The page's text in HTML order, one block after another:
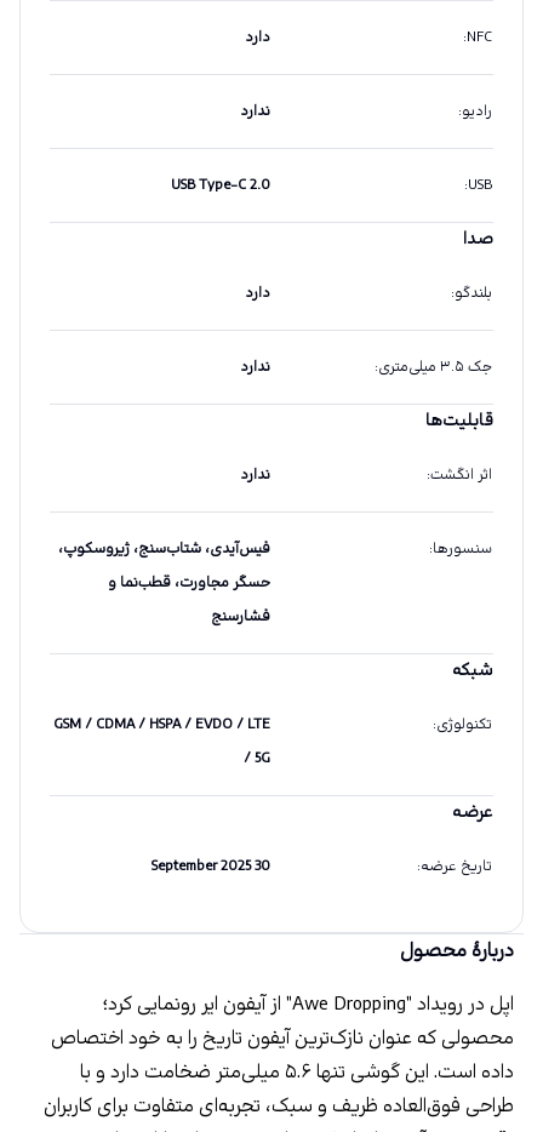
NFC
: دارد
رادیو: ندارد
USB
:
USB Type-C 2.0
صدا
بلندگو: دارد
جک ۳.۵ میلی‌متری : ندارد
قابلیت‌ها
اثر انگشت: ندارد
سنسورها:
فیس‌آیدی، شتاب‌سنج، ژیروسکوپ،
حسگر مجاورت، قطب‌نما و
فشارسنج
شبکه
تکنولوژی:
GSM / CDMA / HSPA / EVDO / LTE
/ 5G
عرضه
تاریخ عرضه:
30 September 2025
دربارهٔ محصول